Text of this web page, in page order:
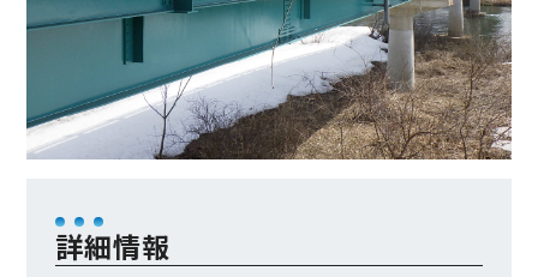
詳細情報